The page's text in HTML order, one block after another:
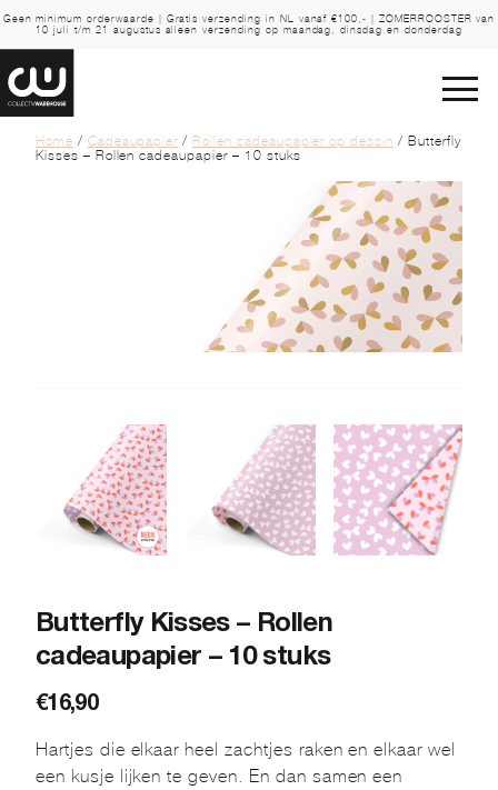
Geen minimum orderwaarde | Gratis verzending in NL vanaf €100,- | ZOMERROOSTER van
10 juli t/m 21 augustus alleen verzending op maandag, dinsdag en donderdag
Home / Cadeaupapier / Rollen cadeaupapier op dessin / Butterfly
Kisses – Rollen cadeaupapier – 10 stuks
Butterfly Kisses – Rollen
cadeaupapier – 10 stuks
€16,90
Hartjes die elkaar heel zachtjes raken en elkaar wel
een kusje lijken te geven. En dan samen een